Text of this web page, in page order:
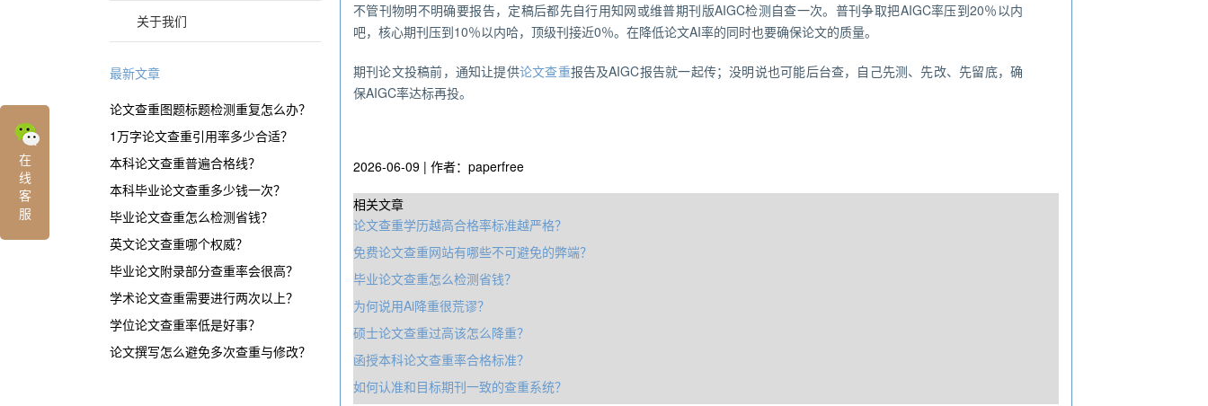
关于我们
最新文章
论文查重图题标题检测重复怎么办？
1万字论文查重引用率多少合适？
本科论文查重普遍合格线？
本科毕业论文查重多少钱一次？
毕业论文查重怎么检测省钱？
英文论文查重哪个权威？
毕业论文附录部分查重率会很高？
学术论文查重需要进行两次以上？
学位论文查重率低是好事？
论文撰写怎么避免多次查重与修改？
不管刊物明不明确要报告，定稿后都先自行用知网或维普期刊版AIGC检测自查一次。普刊争取把AIGC率压到20％以内
吧，核心期刊压到10％以内哈，顶级刊接近0％。在降低论文AI率的同时也要确保论文的质量。
期刊论文投稿前，通知让提供论文查重报告及AIGC报告就一起传；没明说也可能后台查，自己先测、先改、先留底，确
保AIGC率达标再投。
2026-06-09 | 作者：paperfree
相关文章
论文查重学历越高合格率标准越严格？
免费论文查重网站有哪些不可避免的弊端？
毕业论文查重怎么检测省钱？
为何说用Ai降重很荒谬？
硕士论文查重过高该怎么降重？
函授本科论文查重率合格标准？
如何认准和目标期刊一致的查重系统？
在
线
客
服